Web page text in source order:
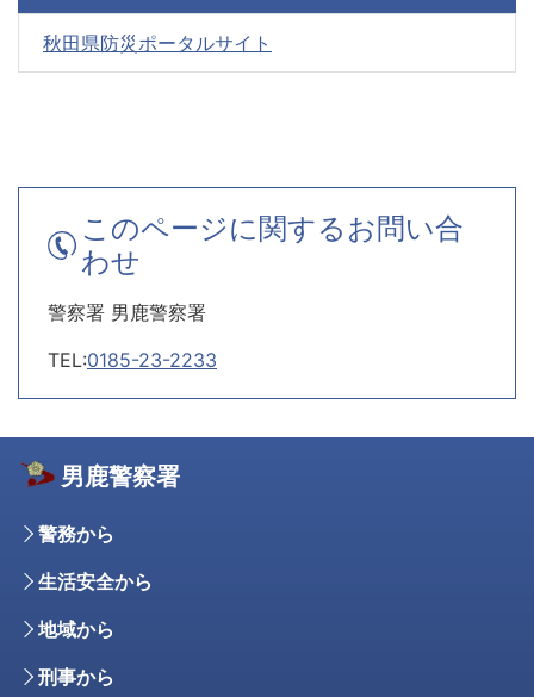
秋田県防災ポータルサイト
このページに関するお問い合
わせ
警察署 男鹿警察署
TEL:0185-23-2233
男鹿警察署
警務から
生活安全から
地域から
刑事から